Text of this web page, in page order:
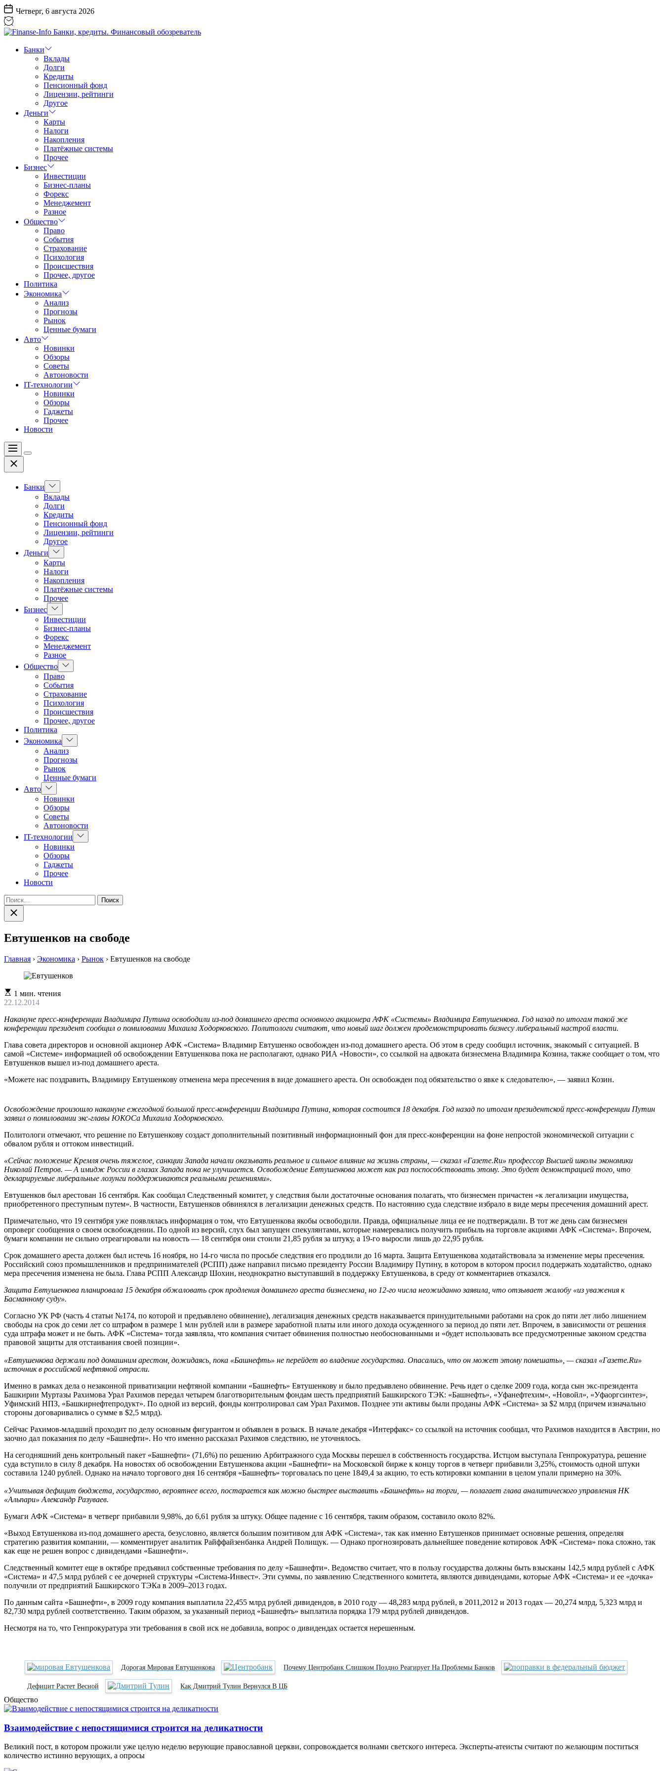
Перейти
к
содержанию
Четверг, 6 августа 2026
Info
Финансовый
обозреватель
Банки
Вклады
Долги
Кредиты
Пенсионный фонд
Лицензии, рейтинги
Другое
Деньги
Карты
Налоги
Накопления
Платёжные системы
Прочее
Бизнес
Инвестиции
Бизнес-планы
Форекс
Менеджемент
Разное
Общество
Право
События
Страхование
Психология
Происшествия
Прочее, другое
Политика
Экономика
Анализ
Прогнозы
Рынок
Ценные бумаги
Авто
Новинки
Обзоры
Советы
Автоновости
IT-технологии
Новинки
Обзоры
Гаджеты
Прочее
Новости
Меню
Цвет
Закрыть
Банки
Показать
подменю
Вклады
Долги
Кредиты
Пенсионный фонд
Лицензии, рейтинги
Другое
Деньги
Показать
подменю
Карты
Налоги
Накопления
Платёжные системы
Прочее
Бизнес Показать
подменю
Инвестиции
Бизнес-планы
Форекс
Менеджемент
Разное
Общество Показать
подменю
Право
События
Страхование
Психология
Происшествия
Прочее, другое
Политика
Экономика
Показать
подменю
Анализ
Прогнозы
Рынок
Ценные бумаги
Авто Показать
подменю
Новинки
Обзоры
Советы
Автоновости
IT-технологии
Показать
подменю
Новинки
Обзоры
Гаджеты
Прочее
Новости
Найти:
Закрыть
поиск
Евтушенков на свободе
Главная › Экономика › Рынок › Евтушенков на свободе
Расчетное
время
1 мин. чтения
22.12.2014
Накануне пресс-конференции Владимира Путина освободили из-под домашнего ареста основного акционера АФК «Системы» Владимира Евтушенкова. Год назад по итогам такой же
конференции президент сообщил о помиловании Михаила Ходорковского. Политологи считают, что новый шаг должен продемонстрировать бизнесу либеральный настрой власти.
Глава совета директоров и основной акционер АФК «Система» Владимир Евтушенко освобожден из-под домашнего ареста. Об этом в среду сообщил источник, знакомый с ситуацией. В
самой «Системе» информацией об освобождении Евтушенкова пока не располагают, однако РИА «Новости», со ссылкой на адвоката бизнесмена Владимира Козина, также сообщает о том, что
Евтушенков вышел из-под домашнего ареста.
«Можете нас поздравить, Владимиру Евтушенкову отменена мера пресечения в виде домашнего ареста. Он освобожден под обязательство о явке к следователю», — заявил Козин.
Освобождение произошло накануне ежегодной большой пресс-конференции Владимира Путина, которая состоится 18 декабря. Год назад по итогам президентской пресс-конференции Путин
заявил о помиловании экс-главы ЮКОСа Михаила Ходорковского.
Политологи отмечают, что решение по Евтушенкову создаст дополнительный позитивный информационный фон для пресс-конференции на фоне непростой экономической ситуации с
обвалом рубля и оттоком инвестиций.
«Сейчас положение Кремля очень тяжелое, санкции Запада начали оказывать реальное и сильное влияние на жизнь страны, — сказал «Газете.Ru» профессор Высшей школы экономики
Николай Петров. — А имидж России в глазах Запада пока не улучшается. Освобождение Евтушенкова может как раз поспособствовать этому. Это будет демонстрацией того, что
декларируемые либеральные лозунги поддерживаются реальными решениями».
Евтушенков был арестован 16 сентября. Как сообщал Следственный комитет, у следствия были достаточные основания полагать, что бизнесмен причастен «к легализации имущества,
приобретенного преступным путем». В частности, Евтушенков обвинялся в легализации денежных средств. По настоянию суда следствие избрало в виде меры пресечения домашний арест.
Примечательно, что 19 сентября уже появлялась информация о том, что Евтушенкова якобы освободили. Правда, официальные лица ее не подтверждали. В тот же день сам бизнесмен
опроверг сообщения о своем освобождении. По одной из версий, слух был запущен спекулянтами, которые намеревались получить прибыль на торговле акциями АФК «Система». Впрочем,
бумаги компании не сильно отреагировали на новость — 18 сентября они стоили 21,85 рубля за штуку, а 19-го выросли лишь до 22,95 рубля.
Срок домашнего ареста должен был истечь 16 ноября, но 14-го числа по просьбе следствия его продлили до 16 марта. Защита Евтушенкова ходатайствовала за изменение меры пресечения.
Российский союз промышленников и предпринимателей (РСПП) даже направил письмо президенту России Владимиру Путину, в котором в котором просил поддержать ходатайство, однако
мера пресечения изменена не была. Глава РСПП Александр Шохин, неоднократно выступавший в поддержку Евтушенкова, в среду от комментариев отказался.
Защита Евтушенкова планировала 15 декабря обжаловать срок продления домашнего ареста бизнесмена, но 12-го числа неожиданно заявила, что отзывает жалобу «из уважения к
Басманному суду».
Согласно УК РФ (часть 4 статьи №174, по которой и предъявлено обвинение), легализация денежных средств наказывается принудительными работами на срок до пяти лет либо лишением
свободы на срок до семи лет со штрафом в размере 1 млн рублей или в размере заработной платы или иного дохода осужденного за период до пяти лет. Впрочем, в зависимости от решения
суда штрафа может и не быть. АФК «Система» тогда заявляла, что компания считает обвинения полностью необоснованными и «будет использовать все предусмотренные законом средства
правовой защиты для отстаивания своей позиции».
«Евтушенкова держали под домашним арестом, дожидаясь, пока «Башнефть» не перейдет во владение государства. Опасались, что он может этому помешать», — сказал «Газете.Ru»
источник в российской нефтяной отрасли.
Именно в рамках дела о незаконной приватизации нефтяной компании «Башнефть» Евтушенкову и было предъявлено обвинение. Речь идет о сделке 2009 года, когда сын экс-президента
Башкирии Муртазы Рахимова Урал Рахимов передал четырем благотворительным фондам шесть предприятий Башкирского ТЭК: «Башнефть», «Уфанефтехим», «Новойл», «Уфаоргсинтез»,
Уфимский НПЗ, «Башкирнефтепродукт». По одной из версий, фонды контролировал сам Урал Рахимов. Позднее эти активы были проданы АФК «Система» за $2 млрд (причем изначально
стороны договаривались о сумме в $2,5 млрд).
Сейчас Рахимов-младший проходит по делу основным фигурантом и объявлен в розыск. В начале декабря «Интерфакс» со ссылкой на источник сообщал, что Рахимов находится в Австрии, но
заочно дал показания по делу «Башнефти». Но что именно рассказал Рахимов следствию, не уточнялось.
На сегодняшний день контрольный пакет «Башнефти» (71,6%) по решению Арбитражного суда Москвы перешел в собственность государства. Истцом выступала Генпрокуратура, решение
суда вступило в силу 8 декабря. На новостях об освобождении Евтушенкова акции «Башнефти» на Московской бирже к концу торгов в четверг прибавили 3,25%, стоимость одной штуки
составила 1240 рублей. Однако на начало торгового дня 16 сентября «Башнефть» торговалась по цене 1849,4 за акцию, то есть котировки компании в целом упали примерно на 30%.
«Учитывая дефицит бюджета, государство, вероятнее всего, постарается как можно быстрее выставить «Башнефть» на торги, — полагает глава аналитического управления НК
«Альпари» Александр Разуваев.
Бумаги АФК «Система» в четверг прибавили 9,98%, до 6,61 рубля за штуку. Общее падение с 16 сентября, таким образом, составило около 82%.
«Выход Евтушенкова из-под домашнего ареста, безусловно, является большим позитивом для АФК «Система», так как именно Евтушенков принимает основные решения, определяя
стратегию развития компании, — комментирует аналитик Райффайзенбанка Андрей Полищук. — Однако прогнозировать дальнейшее поведение котировок АФК «Система» пока сложно, так
как еще не решен вопрос с дивидендами «Башнефти».
Следственный комитет еще в октябре предъявил собственные требования по делу «Башнефти». Ведомство считает, что в пользу государства должны быть взысканы 142,5 млрд рублей с АФК
«Система» и 47,5 млрд рублей с ее дочерней структуры «Система-Инвест». Эти суммы, по заявлению Следственного комитета, являются дивидендами, которые АФК «Система» и ее «дочка»
получили от предприятий Башкирского ТЭКа в 2009–2013 годах.
По данным сайта «Башнефти», в 2009 году компания выплатила 22,455 млрд рублей дивидендов, в 2010 году — 48,283 млрд рублей, в 2011,2012 и 2013 годах — 20,274 млрд, 5,323 млрд и
82,730 млрд рублей соответственно. Таким образом, за указанный период «Башнефть» выплатила порядка 179 млрд рублей дивидендов.
Несмотря на то, что Генпрокуратура эти требования в свой иск не добавила, вопрос о дивидендах остается нерешенным.
Дорогая Мировая Евтушенкова Почему Центробанк Слишком Поздно Реагирует На Проблемы Банков
Дефицит Растет Весной Как Дмитрий Тулин Вернулся В ЦБ
Общество
Взаимодействие с непостящимися строится на деликатности
Великий пост, в котором прожили уже целую неделю верующие православной церкви, сопровождается волнами светского интереса. Эксперты-атеисты считают по желающим поститься
количество истинно верующих, а опросы